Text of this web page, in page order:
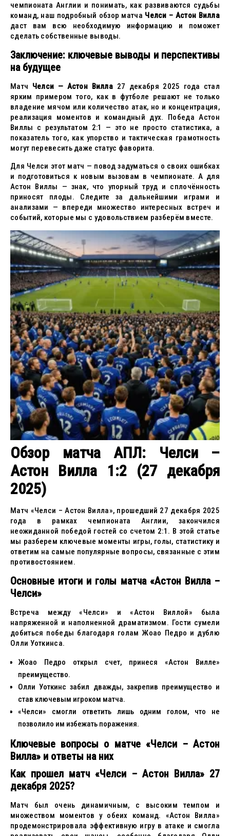
чемпионата Англии и понимать, как развиваются судьбы
команд, наш подробный обзор матча Челси – Астон Вилла
даст вам всю необходимую информацию и поможет
сделать собственные выводы.
Заключение: ключевые выводы и перспективы
на будущее
Матч Челси — Астон Вилла 27 декабря 2025 года стал
ярким примером того, как в футболе решают не только
владение мячом или количество атак, но и концентрация,
реализация моментов и командный дух. Победа Астон
Виллы с результатом 2:1 — это не просто статистика, а
показатель того, как упорство и тактическая грамотность
могут перевесить даже статус фаворита.
Для Челси этот матч — повод задуматься о своих ошибках
и подготовиться к новым вызовам в чемпионате. А для
Астон Виллы — знак, что упорный труд и сплочённость
приносят плоды. Следите за дальнейшими играми и
анализами — впереди множество интересных встреч и
событий, которые мы с удовольствием разберём вместе.
Обзор матча АПЛ: Челси –
Астон Вилла 1:2 (27 декабря
2025)
Матч «Челси – Астон Вилла», прошедший 27 декабря 2025
года в рамках чемпионата Англии, закончился
неожиданной победой гостей со счетом 2:1. В этой статье
мы разберем ключевые моменты игры, голы, статистику и
ответим на самые популярные вопросы, связанные с этим
противостоянием.
Основные итоги и голы матча «Астон Вилла –
Челси»
Встреча между «Челси» и «Астон Виллой» была
напряженной и наполненной драматизмом. Гости сумели
добиться победы благодаря голам Жоао Педро и дублю
Олли Уоткинса.
Жоао Педро открыл счет, принеся «Астон Вилле»
преимущество.
Олли Уоткинс забил дважды, закрепив преимущество и
став ключевым игроком матча.
«Челси» смогли ответить лишь одним голом, что не
позволило им избежать поражения.
Ключевые вопросы о матче «Челси – Астон
Вилла» и ответы на них
Как прошел матч «Челси – Астон Вилла» 27
декабря 2025?
Матч был очень динамичным, с высоким темпом и
множеством моментов у обеих команд. «Астон Вилла»
продемонстрировала эффективную игру в атаке и смогла